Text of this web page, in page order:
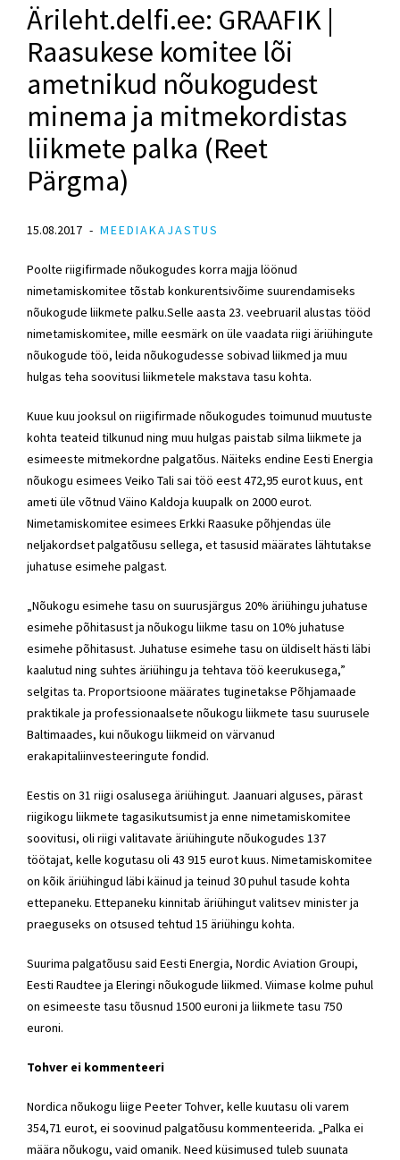
Ärileht.delfi.ee: GRAAFIK |
Raasukese komitee lõi
ametnikud nõukogudest
minema ja mitmekordistas
liikmete palka (Reet
Pärgma)
15.08.2017 MEEDIAKAJASTUS
Poolte riigifirmade nõukogudes korra majja löönud
nimetamiskomitee tõstab konkurentsivõime suurendamiseks
nõukogude liikmete palku.Selle aasta 23. veebruaril alustas tööd
nimetamiskomitee, mille eesmärk on üle vaadata riigi äriühingute
nõukogude töö, leida nõukogudesse sobivad liikmed ja muu
hulgas teha soovitusi liikmetele makstava tasu kohta.
Kuue kuu jooksul on riigifirmade nõukogudes toimunud muutuste
kohta teateid tilkunud ning muu hulgas paistab silma liikmete ja
esimeeste mitmekordne palgatõus. Näiteks endine Eesti Energia
nõukogu esimees Veiko Tali sai töö eest 472,95 eurot kuus, ent
ameti üle võtnud Väino Kaldoja kuupalk on 2000 eurot.
Nimetamiskomitee esimees Erkki Raasuke põhjendas üle
neljakordset palgatõusu sellega, et tasusid määrates lähtutakse
juhatuse esimehe palgast.
„Nõukogu esimehe tasu on suurusjärgus 20% äriühingu juhatuse
esimehe põhitasust ja nõukogu liikme tasu on 10% juhatuse
esimehe põhitasust. Juhatuse esimehe tasu on üldiselt hästi läbi
kaalutud ning suhtes äriühingu ja tehtava töö keerukusega,”
selgitas ta. Proportsioone määrates tuginetakse Põhjamaade
praktikale ja professionaalsete nõukogu liikmete tasu suurusele
Baltimaades, kui nõukogu liikmeid on värvanud
erakapitaliinvesteeringute fondid.
Eestis on 31 riigi osalusega äriühingut. Jaanuari alguses, pärast
riigikogu liikmete tagasikutsumist ja enne nimetamiskomitee
soovitusi, oli riigi valitavate äriühingute nõukogudes 137
töötajat, kelle kogutasu oli 43 915 eurot kuus. Nimetamiskomitee
on kõik äriühingud läbi käinud ja teinud 30 puhul tasude kohta
ettepaneku. Ettepaneku kinnitab äriühingut valitsev minister ja
praeguseks on otsused tehtud 15 äriühingu kohta.
Suurima palgatõusu said Eesti Energia, Nordic Aviation Groupi,
Eesti Raudtee ja Eleringi nõukogude liikmed. Viimase kolme puhul
on esimeeste tasu tõusnud 1500 euroni ja liikmete tasu 750
euroni.
Tohver ei kommenteeri
Nordica nõukogu liige Peeter Tohver, kelle kuutasu oli varem
354,71 eurot, ei soovinud palgatõusu kommenteerida. „Palka ei
määra nõukogu, vaid omanik. Need küsimused tuleb suunata